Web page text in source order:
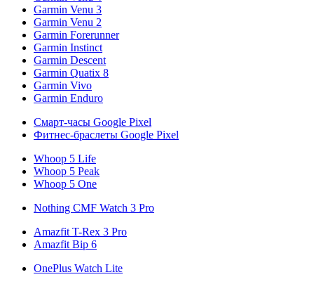
Garmin Venu 3
Garmin Venu 2
Garmin Forerunner
Garmin Instinct
Garmin Descent
Garmin Quatix 8
Garmin Vivo
Garmin Enduro
Смарт-часы Google Pixel
Фитнес-браслеты Google Pixel
Whoop 5 Life
Whoop 5 Peak
Whoop 5 One
Nothing CMF Watch 3 Pro
Amazfit T-Rex 3 Pro
Amazfit Bip 6
OnePlus Watch Lite